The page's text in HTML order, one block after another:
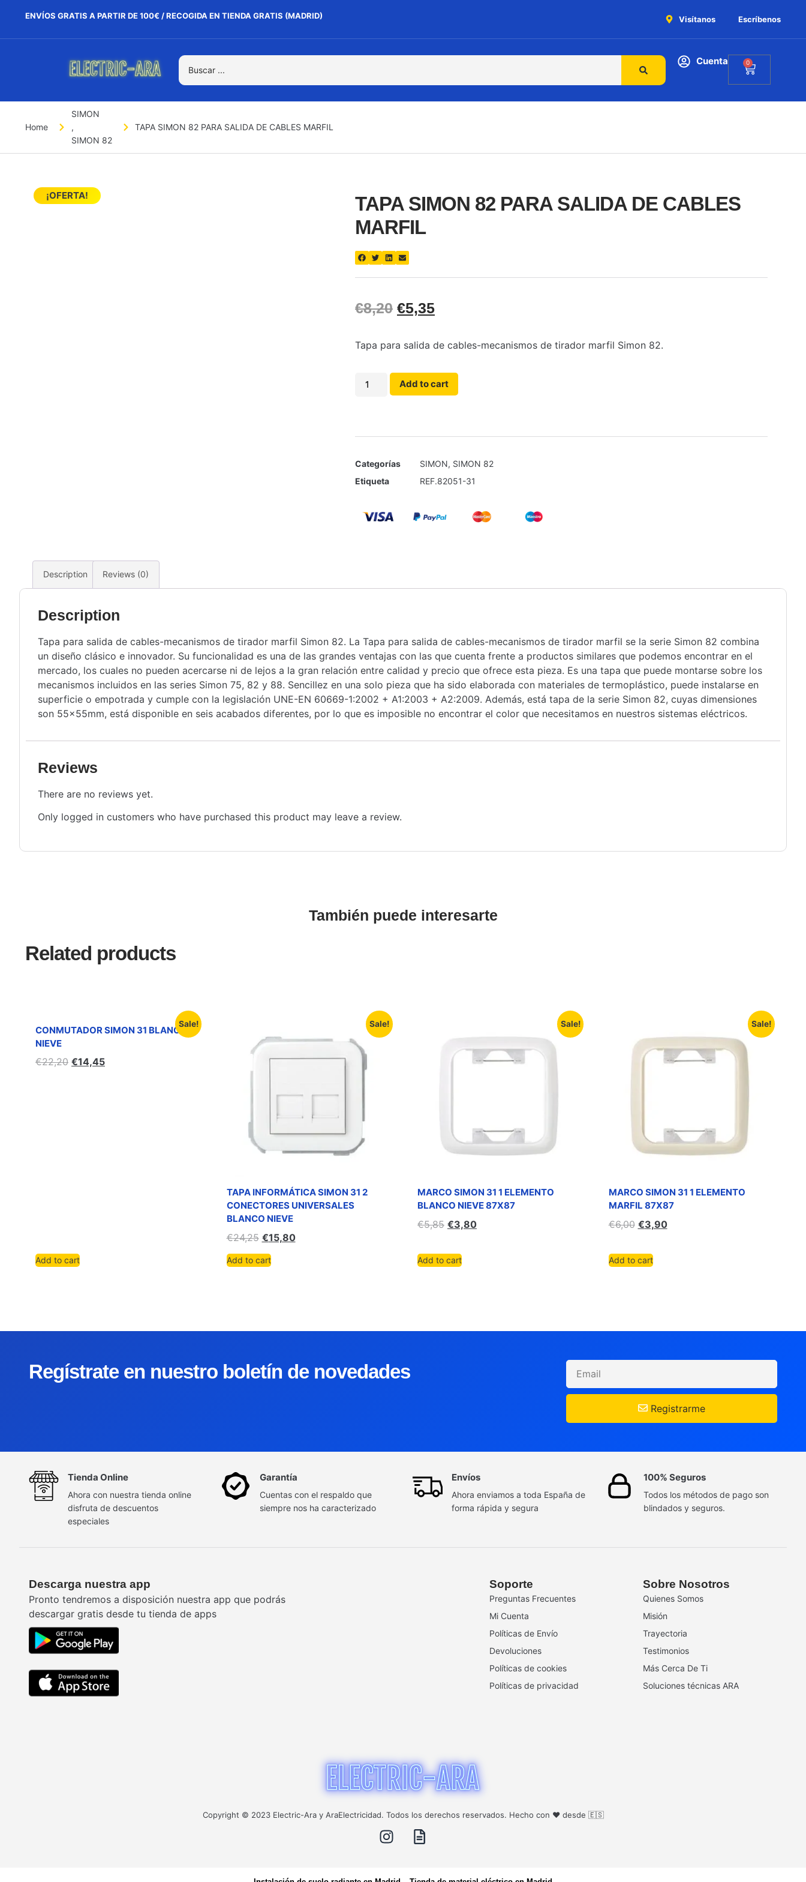
ENVÍOS GRATIS A PARTIR DE 100€ / RECOGIDA EN TIENDA GRATIS (MADRID) Visítanos Escríbenos
Cuenta 0
Home
SIMON
,
SIMON 82
TAPA SIMON 82 PARA SALIDA DE CABLES MARFIL
¡OFERTA!
TAPA SIMON 82 PARA SALIDA DE CABLES
MARFIL
€8,20 €5,35
Tapa para salida de cables-mecanismos de tirador marfil Simon 82.
Add to cart
Categorías SIMON, SIMON 82
Etiqueta
REF.82051-31
Description Reviews (0)
Description
Tapa para salida de cables-mecanismos de tirador marfil Simon 82. La Tapa para salida de cables-mecanismos de tirador marfil se la serie Simon 82 combina
un diseño clásico e innovador. Su funcionalidad es una de las grandes ventajas con las que cuenta frente a productos similares que podemos encontrar en el
mercado, los cuales no pueden acercarse ni de lejos a la gran relación entre calidad y precio que ofrece esta pieza. Es una tapa que puede montarse sobre los
mecanismos incluidos en las series Simon 75, 82 y 88. Sencillez en una solo pieza que ha sido elaborada con materiales de termoplástico, puede instalarse en
superficie o empotrada y cumple con la legislación UNE-EN 60669-1:2002 + A1:2003 + A2:2009. Además, está tapa de la serie Simon 82, cuyas dimensiones
son 55x55mm, está disponible en seis acabados diferentes, por lo que es imposible no encontrar el color que necesitamos en nuestros sistemas eléctricos.
Reviews
There are no reviews yet.
Only logged in customers who have purchased this product may leave a review.
También puede interesarte
Related products
Sale!
CONMUTADOR SIMON 31 BLANCO
NIEVE
€22,20 €14,45
Add to cart
Sale!
TAPA INFORMÁTICA SIMON 31 2
CONECTORES UNIVERSALES
BLANCO NIEVE
€24,25 €15,80
Add to cart
Sale!
MARCO SIMON 31 1 ELEMENTO
BLANCO NIEVE 87X87
€5,85 €3,80
Add to cart
Sale!
MARCO SIMON 31 1 ELEMENTO
MARFIL 87X87
€6,00 €3,90
Add to cart
Regístrate en nuestro boletín de novedades
Registrarme
Tienda Online
Ahora con nuestra tienda online
disfruta de descuentos
especiales
Garantía
Cuentas con el respaldo que
siempre nos ha caracterizado
Envíos
Ahora enviamos a toda España de
forma rápida y segura
100% Seguros
Todos los métodos de pago son
blindados y seguros.
Descarga nuestra app
Pronto tendremos a disposición nuestra app que podrás
descargar gratis desde tu tienda de apps
Soporte
Preguntas Frecuentes
Mi Cuenta
Políticas de Envío
Devoluciones
Políticas de cookies
Políticas de privacidad
Sobre Nosotros
Quienes Somos
Misión
Trayectoria
Testimonios
Más Cerca De Ti
Soluciones técnicas ARA
Copyright © 2023 Electric-Ara y AraElectricidad. Todos los derechos reservados. Hecho con ❤️ desde 🇪🇸